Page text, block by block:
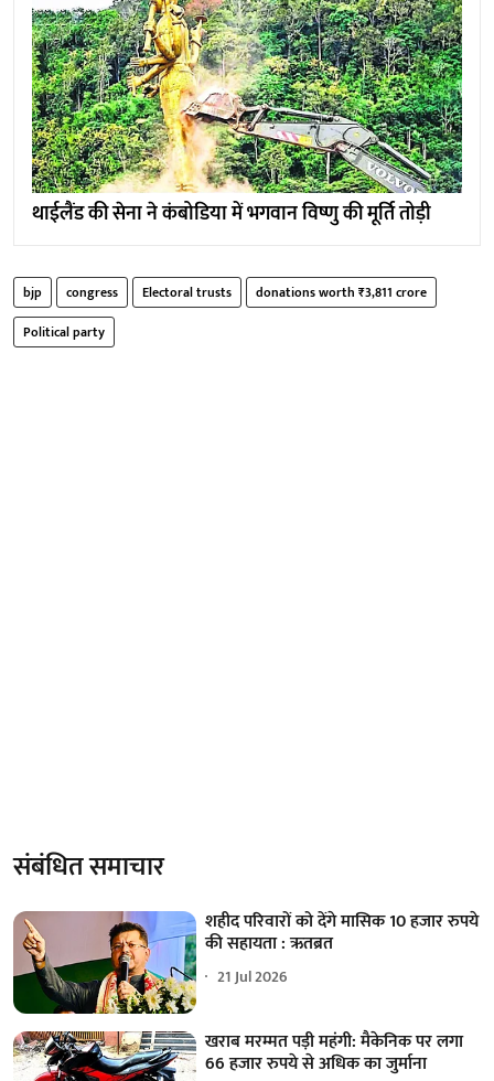
थाईलैंड की सेना ने कंबोडिया में भगवान विष्णु की मूर्ति तोड़ी
bjp congress Electoral trusts
donations worth ₹3,811 crore
Political party
संबंधित समाचार
शहीद परिवारों को देंगे मासिक 10 हजार रुपये
की सहायता : ऋतब्रत
21 Jul 2026
खराब मरम्मत पड़ी महंगी: मैकेनिक पर लगा
66 हजार रुपये से अधिक का जुर्माना